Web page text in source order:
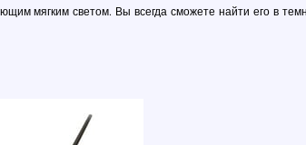
мягким светом. Вы всегда сможете найти его в